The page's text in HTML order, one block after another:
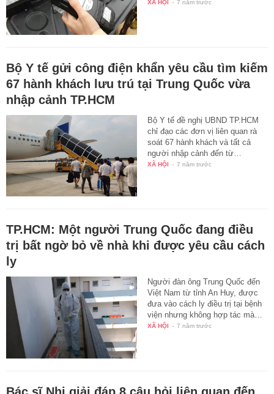
XÃ HỘI - 7 năm trước
Bộ Y tế gửi công điện khẩn yêu cầu tìm kiếm
67 hành khách lưu trú tại Trung Quốc vừa
nhập cảnh TP.HCM
Bộ Y tế đề nghị UBND TP.HCM
chỉ đạo các đơn vị liên quan rà
soát 67 hành khách và tất cả
người nhập cảnh đến từ…
XÃ HỘI - 7 năm trước
TP.HCM: Một người Trung Quốc đang điều
trị bất ngờ bỏ về nhà khi được yêu cầu cách
ly
Người đàn ông Trung Quốc đến
Việt Nam từ tỉnh An Huy, được
đưa vào cách ly điều trị tại bệnh
viện nhưng không hợp tác mà…
XÃ HỘI - 7 năm trước